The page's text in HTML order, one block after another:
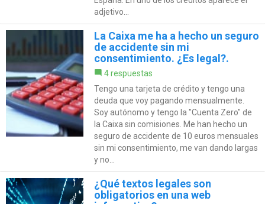
adjetivo...
La Caixa me ha a hecho un seguro
de accidente sin mi
consentimiento. ¿Es legal?.
4 respuestas
Tengo una tarjeta de crédito y tengo una
deuda que voy pagando mensualmente.
Soy autónomo y tengo la "Cuenta Zero" de
la Caixa sin comisiones. Me han hecho un
seguro de accidente de 10 euros mensuales
sin mi consentimiento, me van dando largas
y no...
¿Qué textos legales son
obligatorios en una web